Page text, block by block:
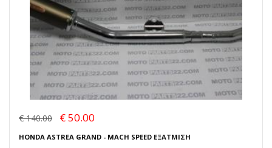
€ 140.00 € 50.00
HONDA ASTREA GRAND - MACH SPEED ΕΞΑΤΜΙΣΗ